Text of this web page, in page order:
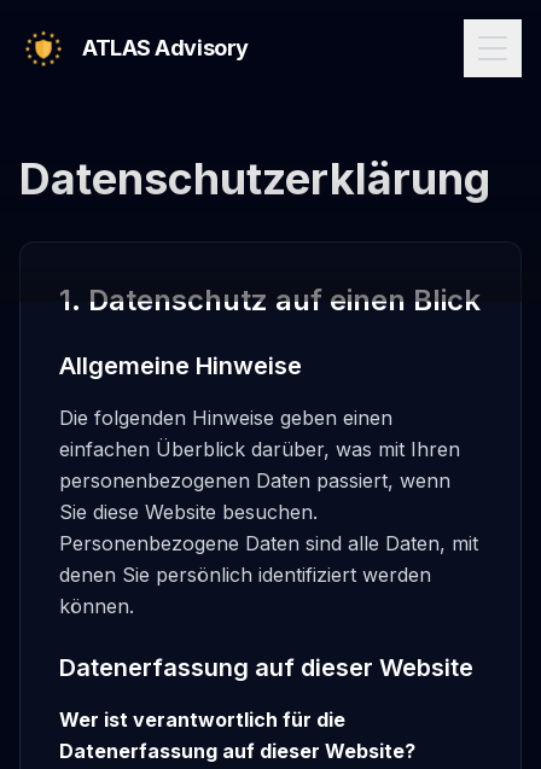
ATLAS Advisory
Datenschutzerklärung
1. Datenschutz auf einen Blick
Allgemeine Hinweise
Die folgenden Hinweise geben einen
einfachen Überblick darüber, was mit Ihren
personenbezogenen Daten passiert, wenn
Sie diese Website besuchen.
Personenbezogene Daten sind alle Daten, mit
denen Sie persönlich identifiziert werden
können.
Datenerfassung auf dieser Website
Wer ist verantwortlich für die
Datenerfassung auf dieser Website?